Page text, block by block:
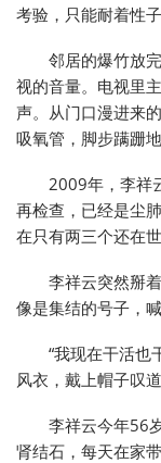
考验，只能耐着性
邻居的爆竹放
视的音量。电视里
声。从门口漫进来
吸氧管，脚步蹒跚
2009年，李祥
再检查，已经是尘
在只有两三个还在世
李祥云突然掰
像是集结的号子，
“我现在干活也
风衣，戴上帽子叹道
李祥云今年56
肾结石，每天在家